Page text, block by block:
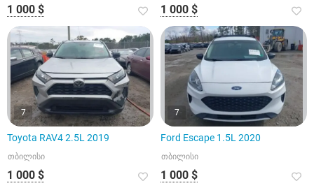
1 000 $ 1 000 $
7
Toyota RAV4 2.5L 2019
თბილისი
1 000 $
7
Ford Escape 1.5L 2020
თბილისი
1 000 $